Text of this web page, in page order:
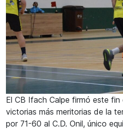
El CB Ifach Calpe firmó este fin
victorias más meritorias de la
por 71-60 al C.D. Onil, único